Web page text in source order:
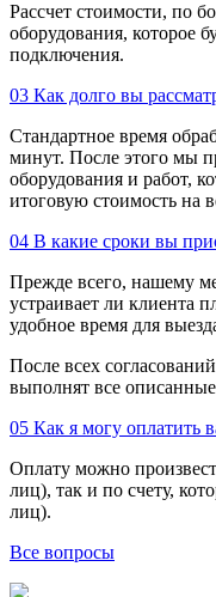
Рассчет стоимости, по
оборудования, которое
подключения.
03 Как долго вы
Стандартное время
минут. После этого мы
оборудования и работ,
итоговую стоимость на
04 В какие сроки вы
Прежде всего, нашему
устраивает ли клиента
удобное время для
После всех
выполнят все
05 Как я могу оплатить
Оплату можно
лиц), так и по счету,
лиц).
Все вопросы